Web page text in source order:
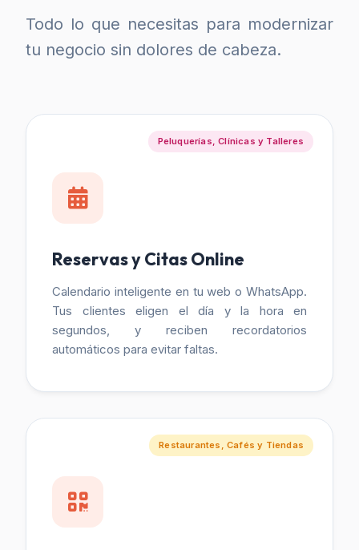
Todo lo que necesitas para modernizar
tu negocio sin dolores de cabeza.
Peluquerías, Clínicas y Talleres
Reservas y Citas Online
Calendario inteligente en tu web o WhatsApp.
Tus clientes eligen el día y la hora en
segundos, y reciben recordatorios
automáticos para evitar faltas.
Restaurantes, Cafés y Tiendas